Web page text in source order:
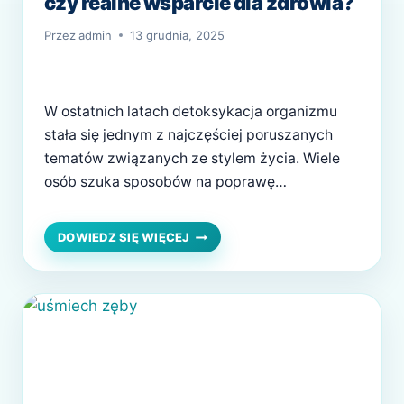
Przezadmin 13 grudnia, 2025
W ostatnich latach detoksykacja organizmu
stała się jednym z najczęściej poruszanych
tematów związanych ze stylem życia. Wiele
osób szuka sposobów na poprawę
odzyskanie równowagi po okresach
przejadania się, stresu czy braku ruchu. W
natłoku informacji łatwo jednak pogubić się
między marketingowymi hasłami a rzetelną
DOWIEDZ SIĘ WIĘCEJ DETOKSYKACJA
ORGANIZMU
–